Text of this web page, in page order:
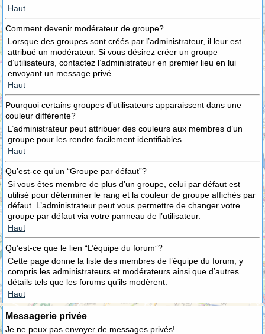
Haut
Comment devenir modérateur de groupe?
Lorsque des groupes sont créés par l’administrateur, il leur est
attribué un modérateur. Si vous désirez créer un groupe
d’utilisateurs, contactez l’administrateur en premier lieu en lui
envoyant un message privé.
Haut
Pourquoi certains groupes d’utilisateurs apparaissent dans une
couleur différente?
L’administrateur peut attribuer des couleurs aux membres d’un
groupe pour les rendre facilement identifiables.
Haut
Qu’est-ce qu’un “Groupe par défaut”?
Si vous êtes membre de plus d’un groupe, celui par défaut est
utilisé pour déterminer le rang et la couleur de groupe affichés par
défaut. L’administrateur peut vous permettre de changer votre
groupe par défaut via votre panneau de l’utilisateur.
Haut
Qu’est-ce que le lien “L’équipe du forum”?
Cette page donne la liste des membres de l’équipe du forum, y
compris les administrateurs et modérateurs ainsi que d’autres
détails tels que les forums qu’ils modèrent.
Haut
Messagerie privée
Je ne peux pas envoyer de messages privés!